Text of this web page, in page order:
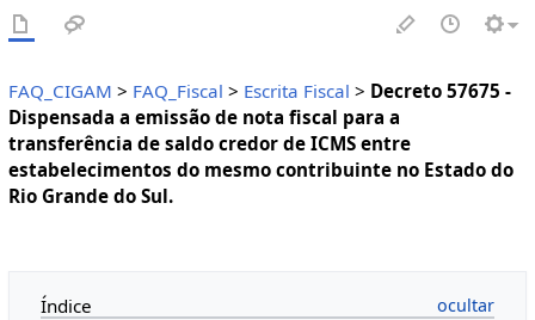
FAQ_CIGAM > FAQ_Fiscal > Escrita Fiscal > Decreto 57675 -
Dispensada a emissão de nota fiscal para a
transferência de saldo credor de ICMS entre
estabelecimentos do mesmo contribuinte no Estado do
Rio Grande do Sul.
Índice